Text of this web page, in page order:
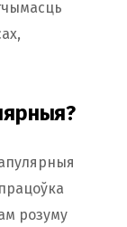
розуму